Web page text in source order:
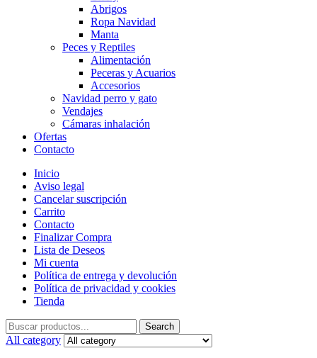
Abrigos
Ropa Navidad
Manta
Peces y Reptiles
Alimentación
Peceras y Acuarios
Accesorios
Navidad perro y gato
Vendajes
Cámaras inhalación
Ofertas
Contacto
Inicio
Aviso legal
Cancelar suscripción
Carrito
Contacto
Finalizar Compra
Lista de Deseos
Mi cuenta
Política de entrega y devolución
Política de privacidad y cookies
Tienda
Search
for:
Search
All category